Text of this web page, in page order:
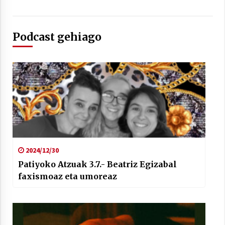
Podcast gehiago
2024/12/30
Patiyoko Atzuak 3.7.- Beatriz Egizabal
faxismoaz eta umoreaz